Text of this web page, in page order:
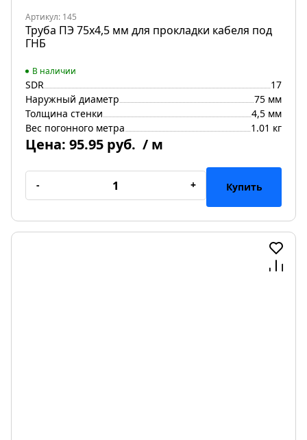
Артикул: 145
Труба ПЭ 75x4,5 мм для прокладки кабеля под
ГНБ
В наличии
SDR
17
Наружный диаметр
75 мм
Толщина стенки
4,5 мм
Вес погонного метра
1.01 кг
Цена: 95.95 руб. / м
- + Купить